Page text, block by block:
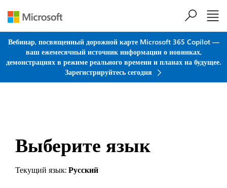
Перейти к основному содержанию
Вебинар, посвященный дорожной карте Microsoft 365 Copilot —
ваш ежемесячный источник информации о новинках,
демонстрациях в режиме реального времени и планах на будущее.
Зарегистрируйтесь сегодня
Выберите язык
Текущий язык:Русский